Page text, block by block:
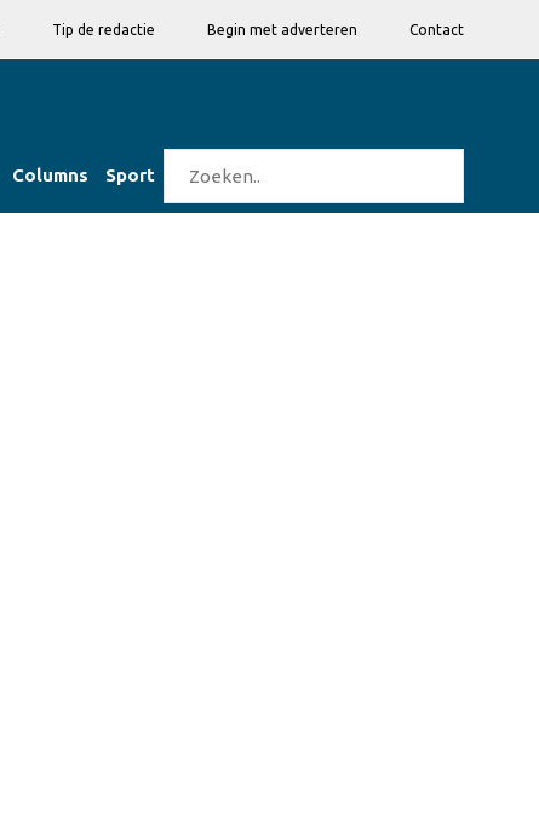
Tip de redactie Begin met adverteren Contact
Columns Sport